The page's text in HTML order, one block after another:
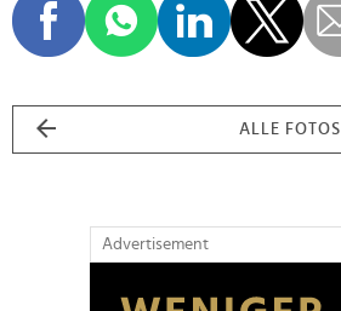
ALLE FOTOS
Advertisement